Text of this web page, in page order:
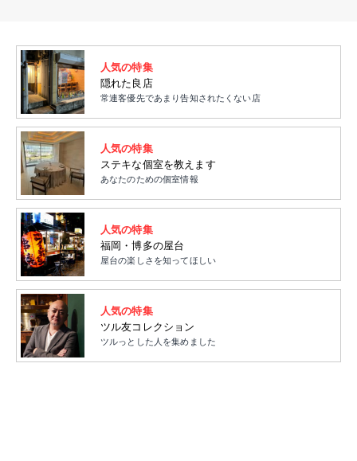
人気の特集
隠れた良店
常連客優先であまり告知されたくない店
人気の特集
ステキな個室を教えます
あなたのための個室情報
人気の特集
福岡・博多の屋台
屋台の楽しさを知ってほしい
人気の特集
ツル友コレクション
ツルっとした人を集めました